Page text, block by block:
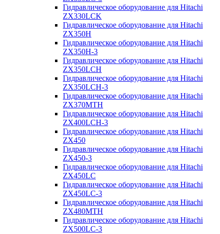
Гидравлическое оборудование для Hitachi
ZX330LCK
Гидравлическое оборудование для Hitachi
ZX350H
Гидравлическое оборудование для Hitachi
ZX350H-3
Гидравлическое оборудование для Hitachi
ZX350LCH
Гидравлическое оборудование для Hitachi
ZX350LCH-3
Гидравлическое оборудование для Hitachi
ZX370MTH
Гидравлическое оборудование для Hitachi
ZX400LCH-3
Гидравлическое оборудование для Hitachi
ZX450
Гидравлическое оборудование для Hitachi
ZX450-3
Гидравлическое оборудование для Hitachi
ZX450LC
Гидравлическое оборудование для Hitachi
ZX450LC-3
Гидравлическое оборудование для Hitachi
ZX480MTH
Гидравлическое оборудование для Hitachi
ZX500LC-3